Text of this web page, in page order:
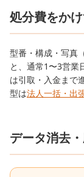
処分費をか
型番・構成・写真
と、通常1〜3営業
は引取・入金まで
型は法人一括・出
データ消去